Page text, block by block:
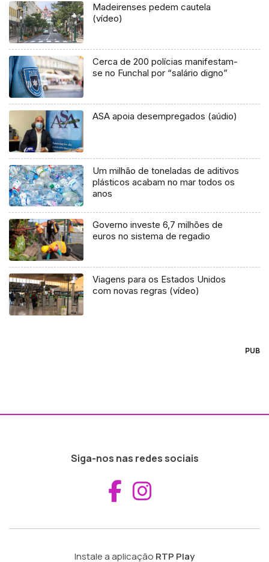
Madeirenses pedem cautela
(vídeo)
Cerca de 200 polícias manifestam-
se no Funchal por “salário digno”
ASA apoia desempregados (aúdio)
Um milhão de toneladas de aditivos
plásticos acabam no mar todos os
anos
Governo investe 6,7 milhões de
euros no sistema de regadio
Viagens para os Estados Unidos
com novas regras (vídeo)
PUB
Siga-nos nas redes sociais
Aceder ao
Instale a aplicação RTP Play